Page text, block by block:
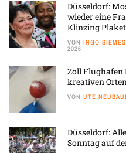
Düsseldorf:
wieder eine
Klinzing
VON INGO
2026
Zoll Flughafen
kreativen
VON UTE
Düsseldorf:
Sonntag auf